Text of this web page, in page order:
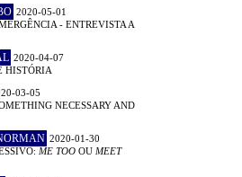
2020-05-01
- ENTREVISTA A
2020-04-07
HISTÓRIA
03-05
NECESSARY AND
2020-01-30
ME TOO OU MEET